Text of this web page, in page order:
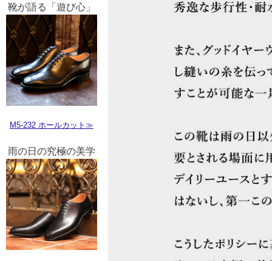
靴が語る「遊び心」
M5-232 ホールカット≫
雨の日の究極の美学